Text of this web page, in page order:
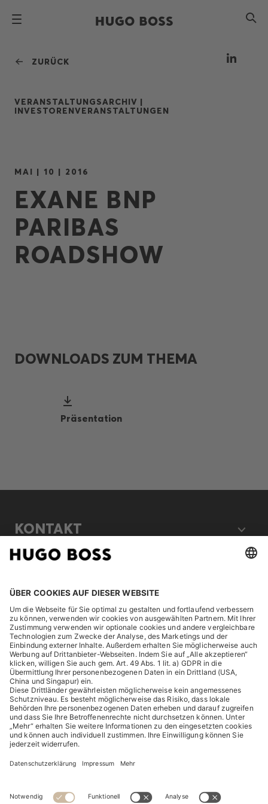
ZURÜCK
VERANSTALTUNGSARCHIV |
INVESTORENVERANSTALTUNGEN
MAI | 10 | 2016
EXANE BNP
PARIBAS
ROADSHOW
DOWNLOADS ZUM THEMA
Präsentation
KONTAKT
ENTDECKEN
HUGO BOSS Corporate